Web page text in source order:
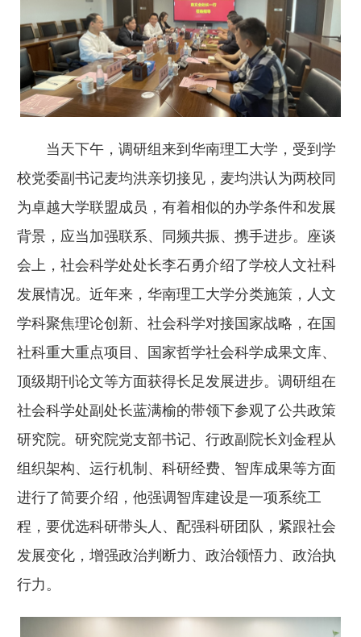
当天下午，调研组来到华南理工大学，受到学
校党委副书记麦均洪亲切接见，麦均洪认为两校同
为卓越大学联盟成员，有着相似的办学条件和发展
背景，应当加强联系、同频共振、携手进步。座谈
会上，社会科学处处长李石勇介绍了学校人文社科
发展情况。近年来，华南理工大学分类施策，人文
学科聚焦理论创新、社会科学对接国家战略，在国
社科重大重点项目、国家哲学社会科学成果文库、
顶级期刊论文等方面获得长足发展进步。调研组在
社会科学处副处长蓝满榆的带领下参观了公共政策
研究院。研究院党支部书记、行政副院长刘金程从
组织架构、运行机制、科研经费、智库成果等方面
进行了简要介绍，他强调智库建设是一项系统工
程，要优选科研带头人、配强科研团队，紧跟社会
发展变化，增强政治判断力、政治领悟力、政治执
行力。